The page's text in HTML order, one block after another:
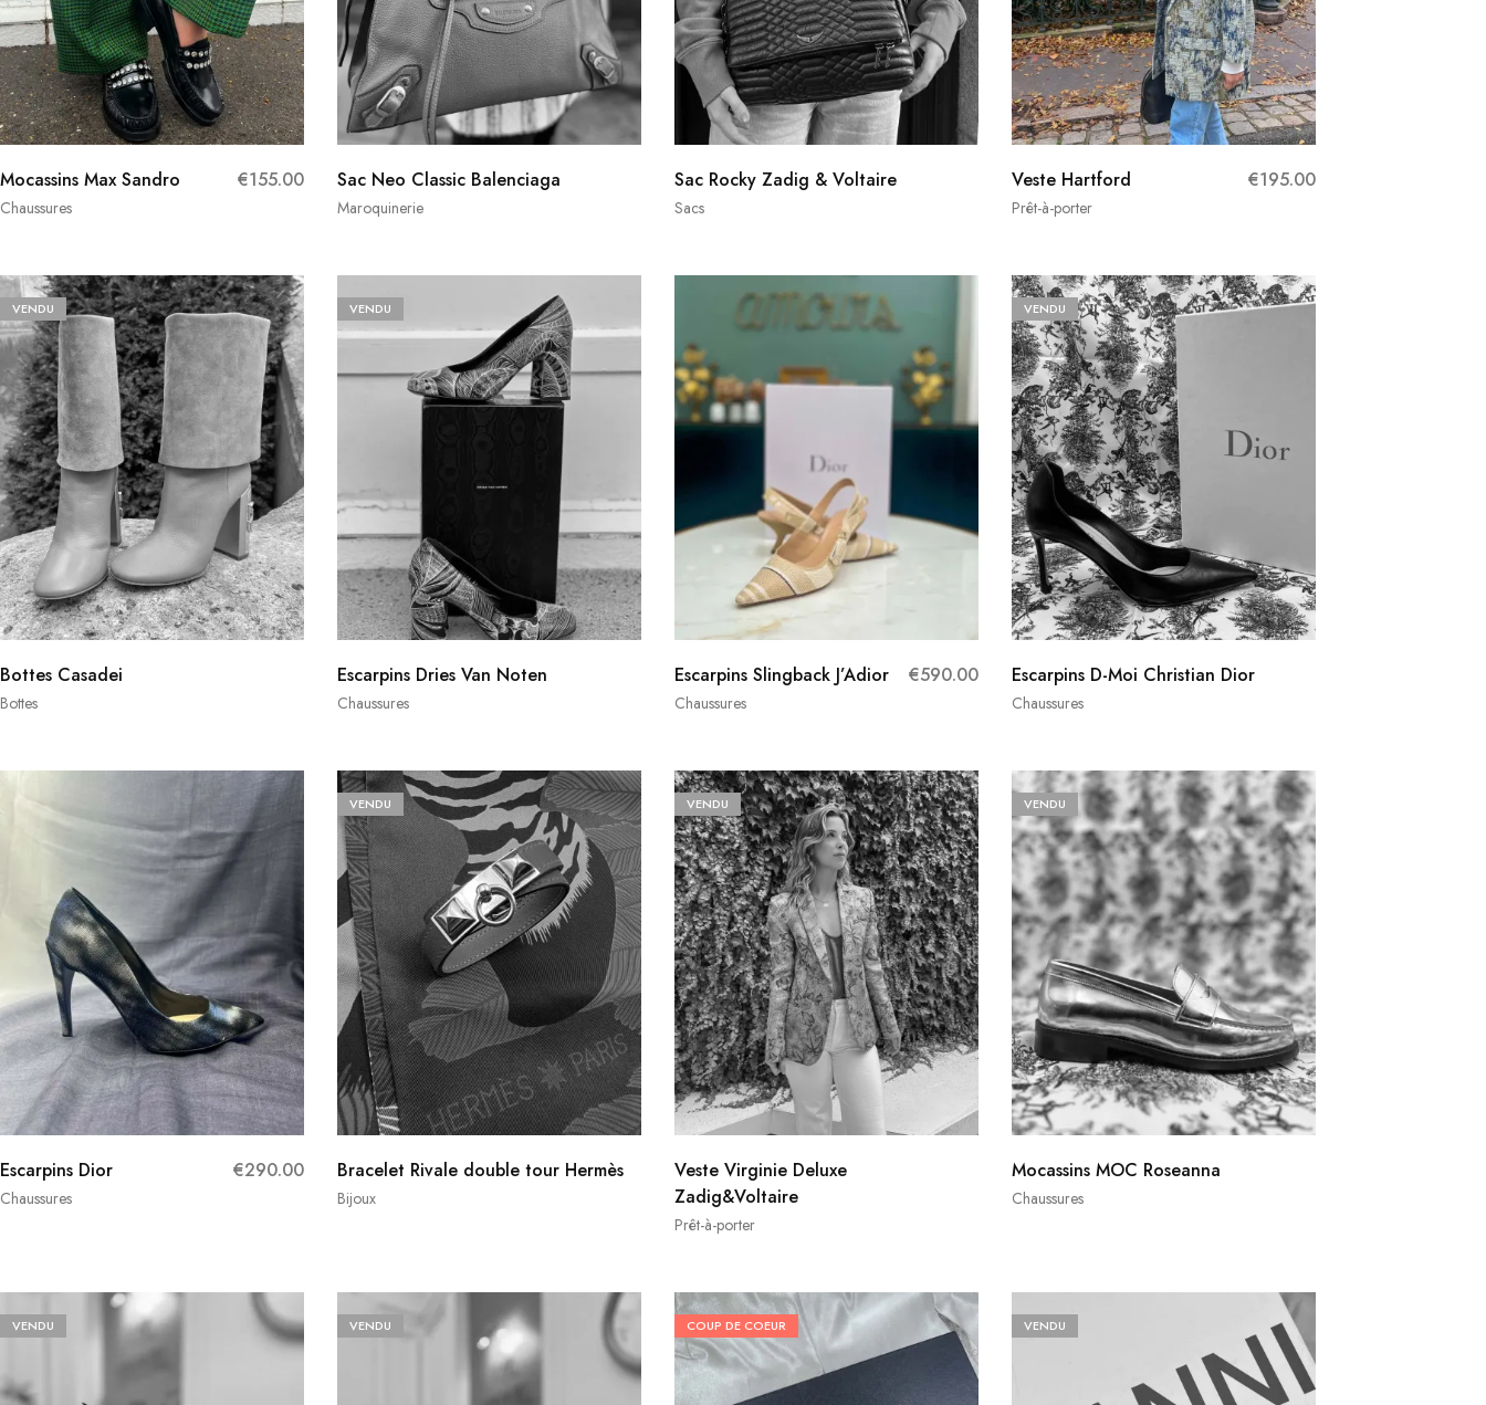
Chaussures
Mocassins Max Sandro €155.00
Maroquinerie
Sac Neo Classic Balenciaga
Sacs
Sac Rocky Zadig & Voltaire
Prêt-à-porter
Veste Hartford €195.00
VENDU
Bottes
Bottes Casadei
VENDU
Chaussures
Escarpins Dries Van Noten
Chaussures
Escarpins Slingback J’Adior €590.00
VENDU
Chaussures
Escarpins D-Moi Christian Dior
Chaussures
Escarpins Dior €290.00
VENDU
Bijoux
Bracelet Rivale double tour Hermès
VENDU
Prêt-à-porter
Veste Virginie Deluxe
Zadig&Voltaire
VENDU
Chaussures
Mocassins MOC Roseanna
VENDU VENDU COUP DE COEUR VENDU